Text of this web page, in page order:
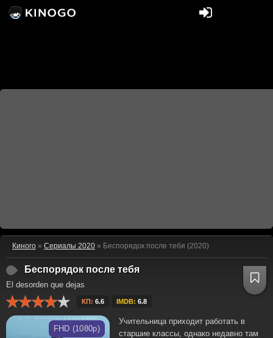
Киного » Сериалы 2020 » Беспорядок после тебя (2020)
Беспорядок после тебя
El desorden que dejas
КП: 6.6 IMDB: 6.8
FHD (1080p)
Учительница приходит работать в
старшие классы, однако недавно там